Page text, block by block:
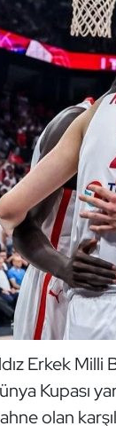
Erkek
Kupası
olan